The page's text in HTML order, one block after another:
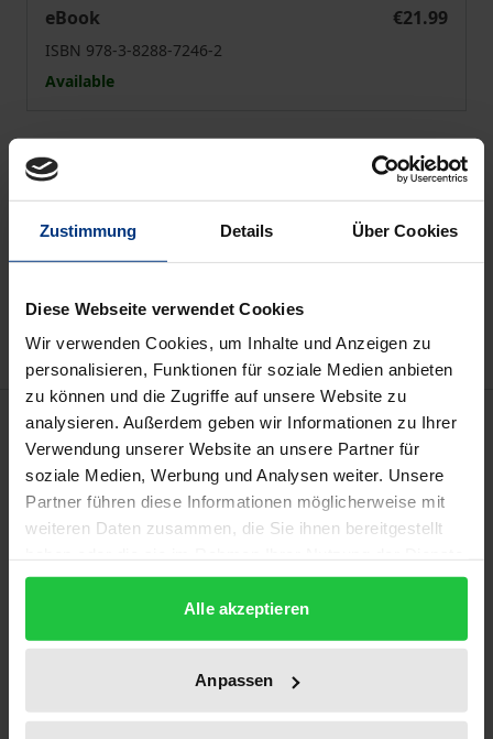
Zustimmung Details Über Cookies
Diese Webseite verwendet Cookies
Wir verwenden Cookies, um Inhalte und Anzeigen zu
personalisieren, Funktionen für soziale Medien anbieten
zu können und die Zugriffe auf unsere Website zu
analysieren. Außerdem geben wir Informationen zu Ihrer
Verwendung unserer Website an unsere Partner für
soziale Medien, Werbung und Analysen weiter. Unsere
Partner führen diese Informationen möglicherweise mit
weiteren Daten zusammen, die Sie ihnen bereitgestellt
gesammelt haben.
Alle akzeptieren
Anpassen
eBook
€21.99
ISBN 978-3-8288-7246-2
Available
Prices include VAT. Depending on the delivery address, VAT
may vary at checkout.
Add to Cart
Delivery cost notice
Description
Viele Menschen spüren es aufgrund ihrer täglichen
Erfahrungen in ihrem Arbeitsumfeld: die
verlangen ein anderes, neues Wirtschaften. Die
gegenwärtige neoliberal verfasste
Wirtschaftsordnung gelangt an ihr natürliches Ende.
Eine gesellschaftliche Transformation steht an ihrem